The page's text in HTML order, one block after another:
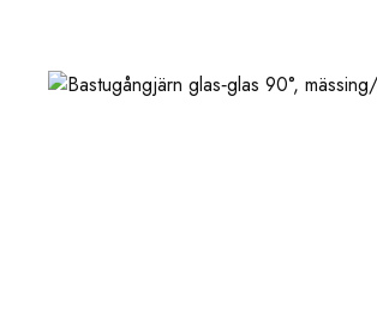
Hoppa över bildgalleri